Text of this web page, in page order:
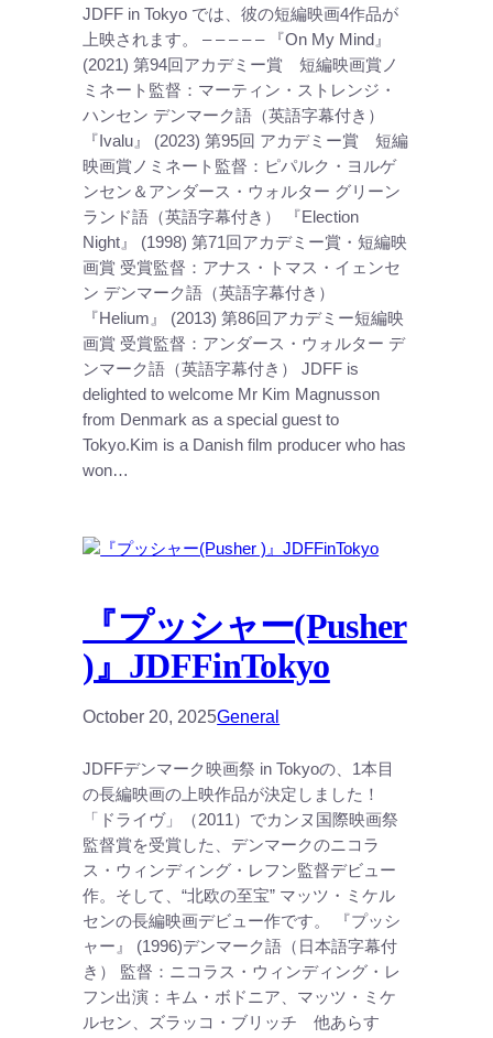
JDFF in Tokyo では、彼の短編映画4作品が
上映されます。 – – – – – 『On My Mind』
(2021) 第94回アカデミー賞 短編映画賞ノ
ミネート監督：マーティン・ストレンジ・
ハンセン デンマーク語（英語字幕付き）
『Ivalu』 (2023) 第95回 アカデミー賞 短編
映画賞ノミネート監督：ピパルク・ヨルゲ
ンセン＆アンダース・ウォルター グリーン
ランド語（英語字幕付き） 『Election
Night』 (1998) 第71回アカデミー賞・短編映
画賞 受賞監督：アナス・トマス・イェンセ
ン デンマーク語（英語字幕付き）
『Helium』 (2013) 第86回アカデミー短編映
画賞 受賞監督：アンダース・ウォルター デ
ンマーク語（英語字幕付き） JDFF is
delighted to welcome Mr Kim Magnusson
from Denmark as a special guest to
Tokyo.Kim is a Danish film producer who has
won…
『プッシャー(Pusher
)』JDFFinTokyo
October 20, 2025General
JDFFデンマーク映画祭 in Tokyoの、1本目
の長編映画の上映作品が決定しました！
「ドライヴ」（2011）でカンヌ国際映画祭
監督賞を受賞した、デンマークのニコラ
ス・ウィンディング・レフン監督デビュー
作。そして、“北欧の至宝” マッツ・ミケル
センの長編映画デビュー作です。 『プッシ
ャー』 (1996)デンマーク語（日本語字幕付
き） 監督：ニコラス・ウィンディング・レ
フン出演：キム・ボドニア、マッツ・ミケ
ルセン、ズラッコ・ブリッチ 他あらす